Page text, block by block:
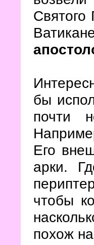
бы
почти
Его
арки.
чтобы
похож